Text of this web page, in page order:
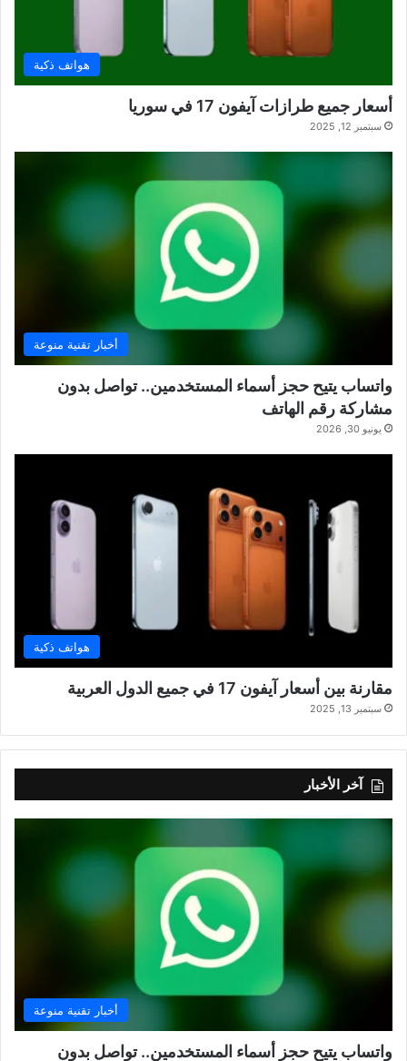
هواتف ذكية
أسعار جميع طرازات آيفون 17 في سوريا
سبتمبر 12, 2025
أخبار تقنية منوعة
واتساب يتيح حجز أسماء المستخدمين.. تواصل بدون
مشاركة رقم الهاتف
يونيو 30, 2026
هواتف ذكية
مقارنة بين أسعار آيفون 17 في جميع الدول العربية
سبتمبر 13, 2025
آخر الأخبار
أخبار تقنية منوعة
واتساب يتيح حجز أسماء المستخدمين.. تواصل بدون